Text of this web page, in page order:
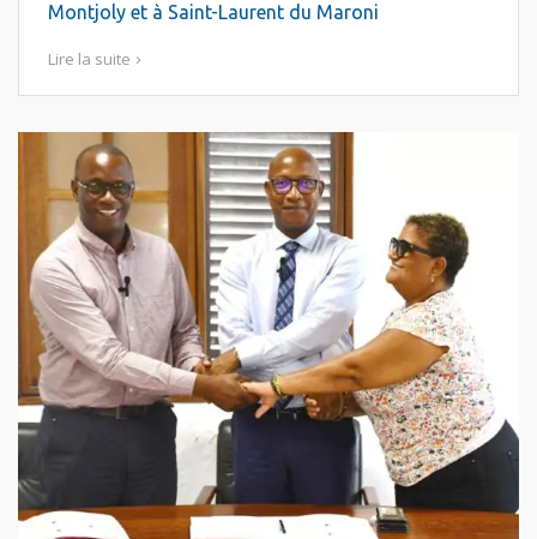
Montjoly et à Saint-Laurent du Maroni
Lire la suite